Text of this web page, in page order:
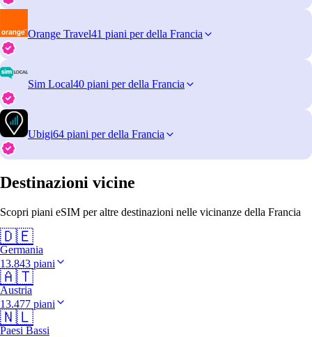
Orange Travel41 piani per della Francia
Sim Local40 piani per della Francia
Ubigi64 piani per della Francia
Destinazioni vicine
Scopri piani eSIM per altre destinazioni nelle vicinanze della Francia
🇩🇪
Germania
13.843 piani
🇦🇹
Austria
13.477 piani
🇳🇱
Paesi Bassi